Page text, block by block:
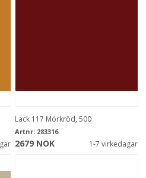
Lack 117 Mörkröd, 500
Artnr: 283316
2679 NOK 1-7 virkedagar